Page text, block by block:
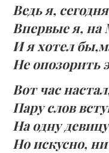
Ведь я,
Впервые я, на
И я хотел
Не опозорить
Вот час
Пару слов
На одну
Но искусно,